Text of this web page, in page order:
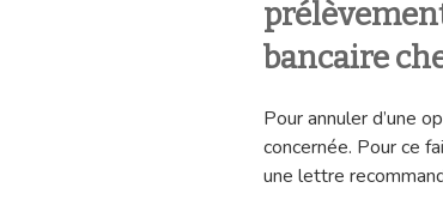
bancaire
Pour annuler d’une
concernée. Pour ce
une lettre